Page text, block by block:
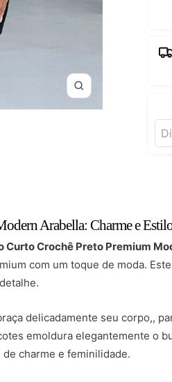
Zoom
Arabella: Charme e
Curto Crochê Preto Premium
com um toque de moda.
delicadamente seu corpo,,
emoldura elegantemente o
charme e feminilidade.